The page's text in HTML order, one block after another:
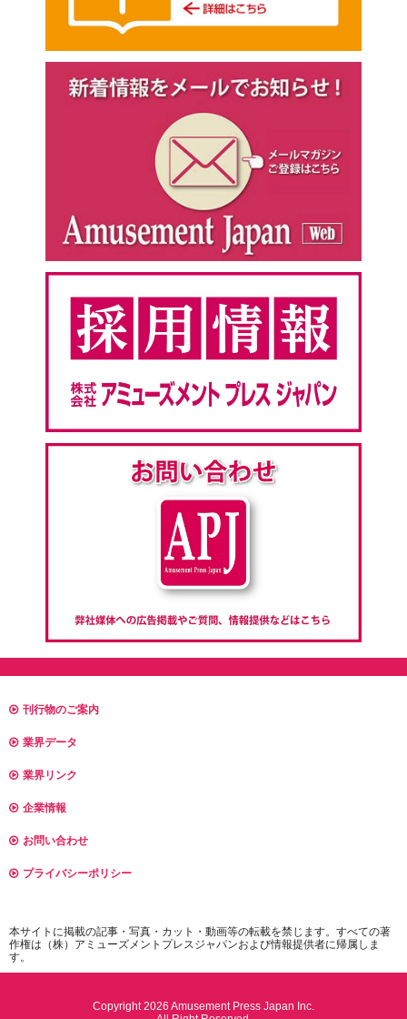
刊行物のご案内
業界データ
業界リンク
企業情報
お問い合わせ
プライバシーポリシー
本サイトに掲載の記事・写真・カット・動画等の転載を禁じます。すべての著
作権は（株）アミューズメントプレスジャパンおよび情報提供者に帰属しま
す。
Copyright 2026 Amusement Press Japan Inc.